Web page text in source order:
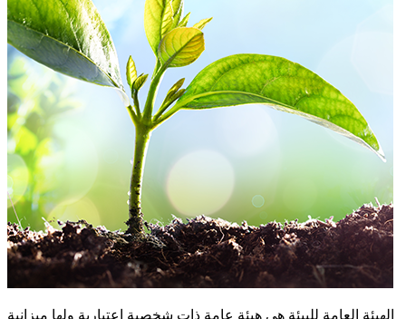
الهيئة العامة للبيئة هي هيئة عامة ذات شخصية اعتبارية ولها ميزانية